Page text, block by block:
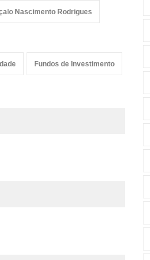
Nascimento Rodrigues
Fundos de Investimento